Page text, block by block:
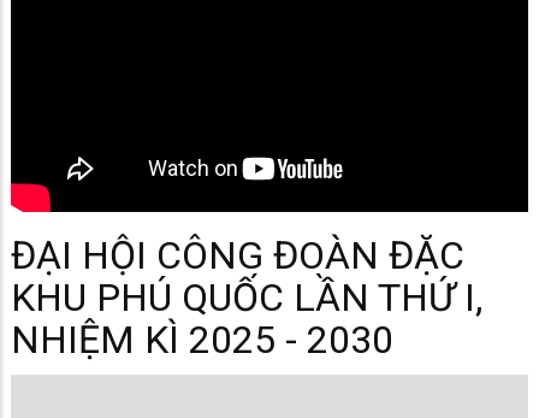
ĐẠI HỘI CÔNG ĐOÀN ĐẶC
KHU PHÚ QUỐC LẦN THỨ I,
NHIỆM KÌ 2025 - 2030